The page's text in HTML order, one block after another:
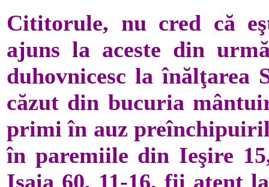
Cititorule, nu cred că
ajuns la aceste din
duhovnicesc la
căzut din bucuria
primi în auz
în paremiile din Ieşire
Isaia 60, 11-16, fii atent